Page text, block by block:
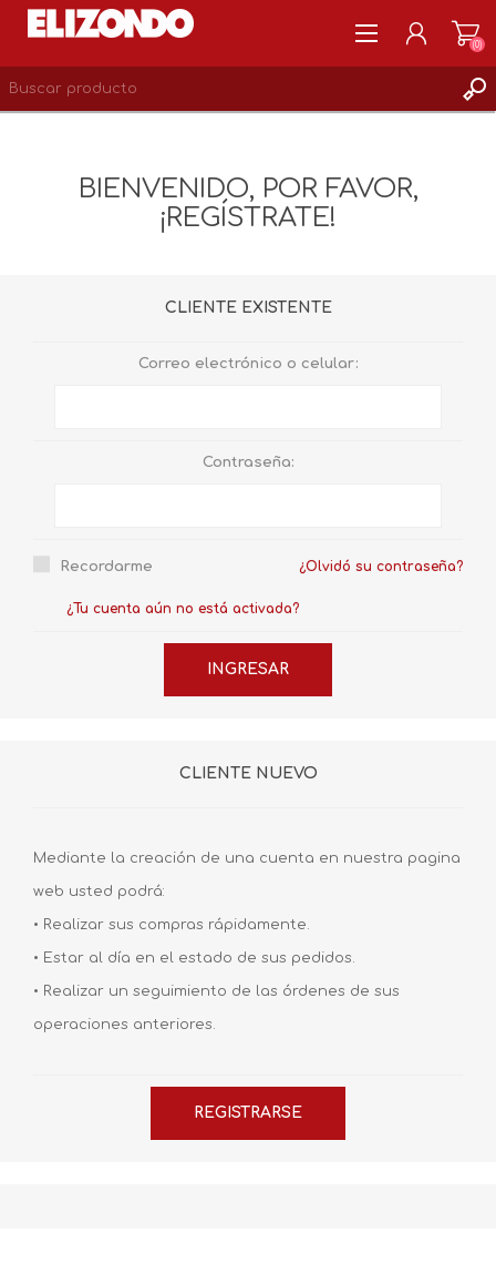
LISTA DE DESEOS 0
(0)
BIENVENIDO, POR FAVOR,
¡REGÍSTRATE!
CLIENTE EXISTENTE
Correo electrónico o celular:
Contraseña:
Recordarme ¿Olvidó su contraseña?
¿Tu cuenta aún no está activada?
CLIENTE NUEVO
Mediante la creación de una cuenta en nuestra pagina
web usted podrá:
• Realizar sus compras rápidamente.
• Estar al día en el estado de sus pedidos.
• Realizar un seguimiento de las órdenes de sus
operaciones anteriores.